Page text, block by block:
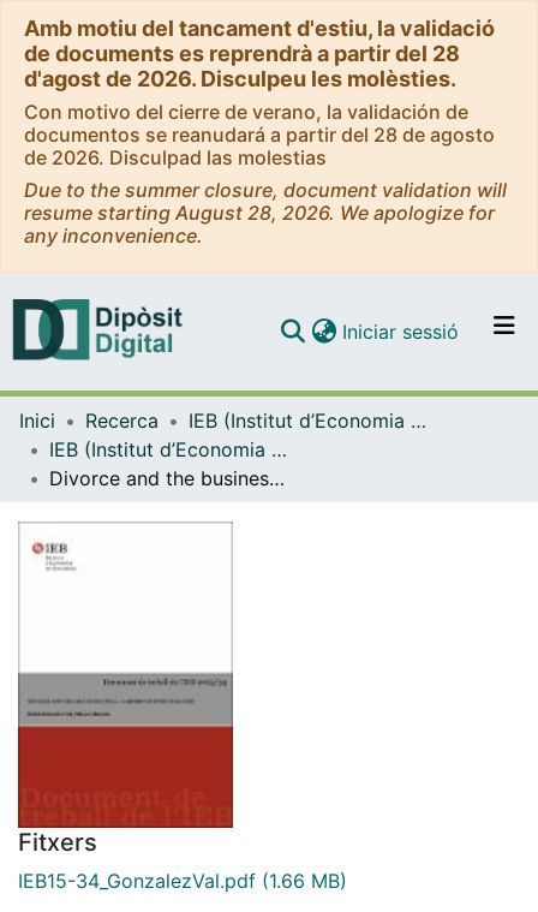
Amb motiu del tancament d'estiu, la validació
de documents es reprendrà a partir del 28
d'agost de 2026. Disculpeu les molèsties.
Con motivo del cierre de verano, la validación de
documentos se reanudará a partir del 28 de agosto
de 2026. Disculpad las molestias
Due to the summer closure, document validation will
resume starting August 28, 2026. We apologize for
any inconvenience.
Navega per tot el DD
Iniciar sessió (current)
Inici Recerca
IEB (Institut d’Economia de Barcelona)
IEB (Institut d’Economia de Barcelona) – Working Papers
Divorce and the business cycle: a cross-country analysis
Fitxers
IEB15-34_GonzalezVal.pdf (1.66 MB)